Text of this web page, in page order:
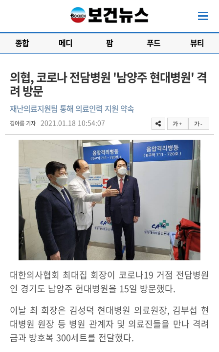
종합 메디 팜 푸드 뷰티
의협, 코로나 전담병원 '남양주 현대병원' 격
려 방문
재난의료지원팀 통해 의료인력 지원 약속
김아름 기자 2021.01.18 10:54:07 가 + 가 -
대한의사협회 최대집 회장이 코로나19 거점 전담병원
인 경기도 남양주 현대병원을 15일 방문했다.
이날 최 회장은 김성덕 현대병원 의료원장, 김부섭 현
대병원 원장 등 병원 관계자 및 의료진들을 만나 격려
금과 방호복 300세트를 전달했다.